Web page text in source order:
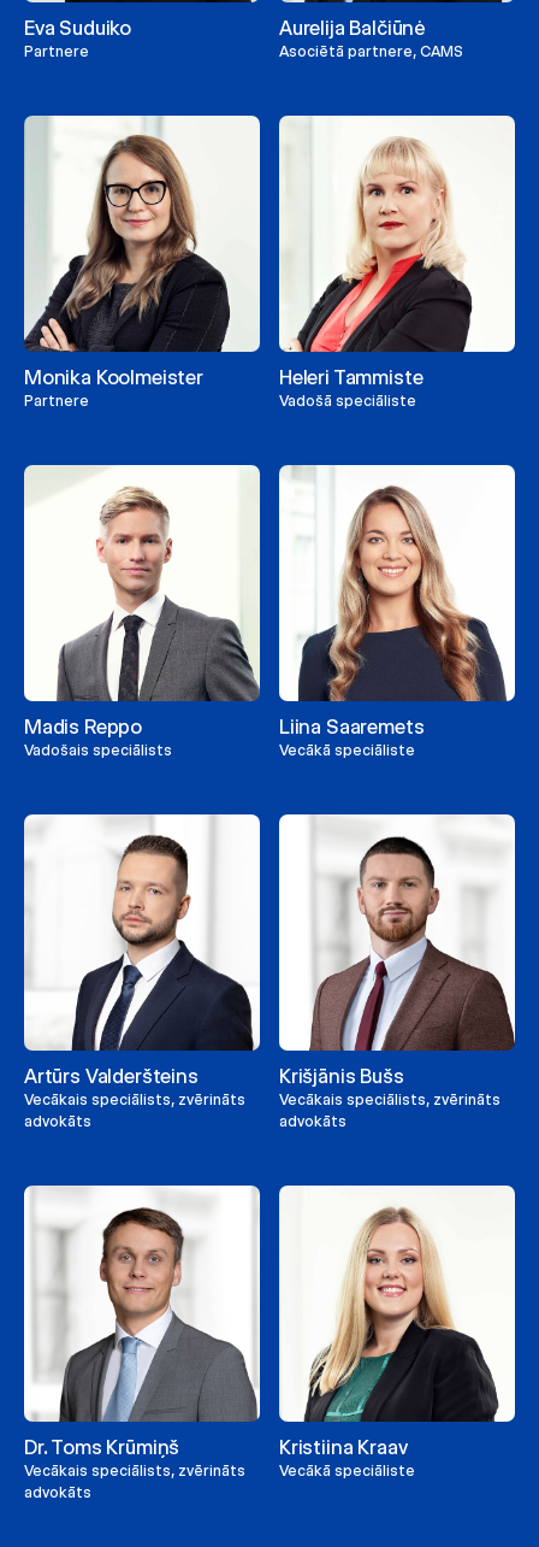
Eva Suduiko
Partnere
Aurelija Balčiūnė
Asociētā partnere, CAMS
Monika Koolmeister
Partnere
Heleri Tammiste
Vadošā speciāliste
Madis Reppo
Vadošais speciālists
Liina Saaremets
Vecākā speciāliste
Artūrs Valderšteins
Vecākais speciālists, zvērināts
advokāts
Krišjānis Bušs
Vecākais speciālists, zvērināts
advokāts
Dr. Toms Krūmiņš
Vecākais speciālists, zvērināts
advokāts
Kristiina Kraav
Vecākā speciāliste